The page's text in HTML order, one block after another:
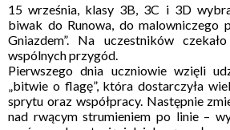
15 września, klasy 3B, 3C i 3D
biwak do Runowa, do malowniczego
Gniazdem”. Na uczestników
wspólnych przygód.
Pierwszego dnia uczniowie wzięli
„bitwie o flagę”, która dostarczyła
sprytu oraz współpracy. Następnie
nad rwącym strumieniem po linie –